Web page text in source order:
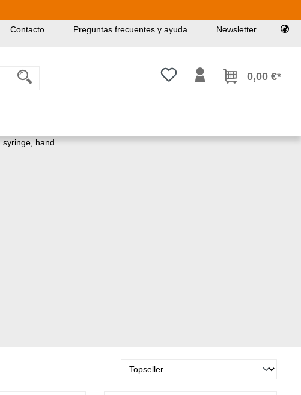
Contacto Preguntas frecuentes y ayuda Newsletter
Tienes 0 artículos en tu lista de
0,00 €*